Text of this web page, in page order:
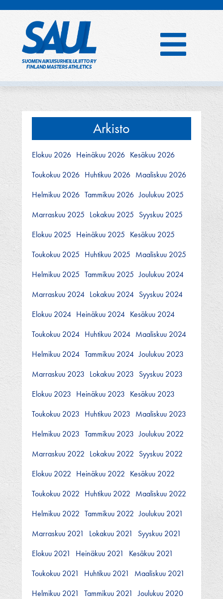
Arkisto
Elokuu 2026 Heinäkuu 2026 Kesäkuu 2026
Toukokuu 2026 Huhtikuu 2026 Maaliskuu 2026
Helmikuu 2026 Tammikuu 2026 Joulukuu 2025
Marraskuu 2025 Lokakuu 2025 Syyskuu 2025
Elokuu 2025 Heinäkuu 2025 Kesäkuu 2025
Toukokuu 2025 Huhtikuu 2025 Maaliskuu 2025
Helmikuu 2025 Tammikuu 2025 Joulukuu 2024
Marraskuu 2024 Lokakuu 2024 Syyskuu 2024
Elokuu 2024 Heinäkuu 2024 Kesäkuu 2024
Toukokuu 2024 Huhtikuu 2024 Maaliskuu 2024
Helmikuu 2024 Tammikuu 2024 Joulukuu 2023
Marraskuu 2023 Lokakuu 2023 Syyskuu 2023
Elokuu 2023 Heinäkuu 2023 Kesäkuu 2023
Toukokuu 2023 Huhtikuu 2023 Maaliskuu 2023
Helmikuu 2023 Tammikuu 2023 Joulukuu 2022
Marraskuu 2022 Lokakuu 2022 Syyskuu 2022
Elokuu 2022 Heinäkuu 2022 Kesäkuu 2022
Toukokuu 2022 Huhtikuu 2022 Maaliskuu 2022
Helmikuu 2022 Tammikuu 2022 Joulukuu 2021
Marraskuu 2021
Lokakuu 2021
Syyskuu 2021
Elokuu 2021
Heinäkuu 2021
Kesäkuu 2021
Toukokuu 2021
Huhtikuu 2021
Maaliskuu 2021
Helmikuu 2021
Tammikuu 2021
Joulukuu 2020